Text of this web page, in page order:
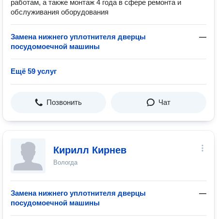
работам, а также монтаж 4 года в сфере ремонта и
обслуживания оборудования
Замена нижнего уплотнителя дверцы
посудомоечной машины
—
Ещё 59 услуг
Позвонить Чат
Кирилл Кирнев
Вологда
Замена нижнего уплотнителя дверцы
посудомоечной машины
—